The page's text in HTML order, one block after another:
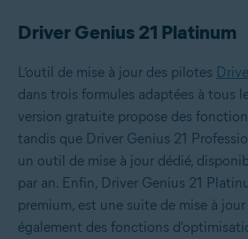
Driver Genius 21 Platinum
L’outil de mise à jour des pilotes
dans trois formules adaptées à tous
version gratuite propose des
tandis que Driver Genius 21
un outil de mise à jour dédié,
par an. Enfin, Driver Genius 21
premium, est une suite de mise à
également des fonctions